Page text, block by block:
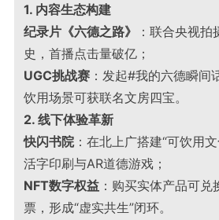
1. 内容生态构建
纪录片《六德之路》
：联合央视
史，首播点击量破亿；
UGC挑战赛 ：发起#我的六德瞬间
饮用场景可获联名文房四宝。
2. 线下体验革新
快闪书院：在北上广搭建“可饮用
活字印刷与AR道德游戏；
NFT数字权益 ：购买实体产品可
票，形成“虚实共生”闭环。